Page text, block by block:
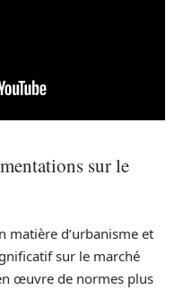
sur le
matière d’urbanisme et
sur le marché
œuvre de normes plus